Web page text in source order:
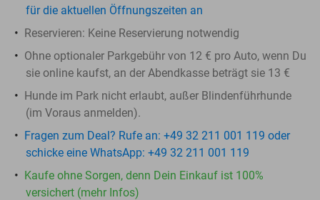
für die aktuellen Öffnungszeiten an
Reservieren: Keine Reservierung notwendig
Ohne optionaler Parkgebühr von 12 € pro Auto, wenn Du
sie online kaufst, an der Abendkasse beträgt sie 13 €
Hunde im Park nicht erlaubt, außer Blindenführhunde
(im Voraus anmelden).
Fragen zum Deal? Rufe an: +49 32 211 001 119 oder
schicke eine WhatsApp: +49 32 211 001 119
Kaufe ohne Sorgen, denn Dein Einkauf ist 100%
versichert (mehr Infos)